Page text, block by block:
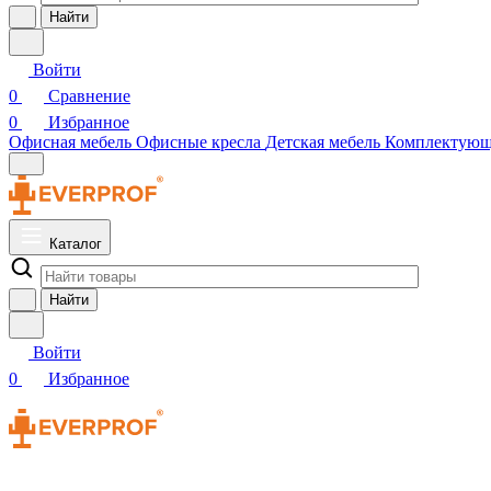
Найти
Войти
0
Сравнение
0
Избранное
Офисная мебель Офисные кресла Детская мебель
Каталог
Найти
Войти
0
Избранное